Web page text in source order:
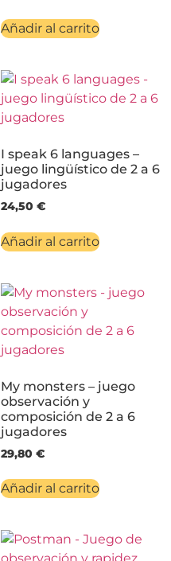
Añadir al carrito
I speak 6 languages –
juego lingüístico de 2 a 6
jugadores
24,50 €
Añadir al carrito
My monsters – juego
observación y
composición de 2 a 6
jugadores
29,80 €
Añadir al carrito